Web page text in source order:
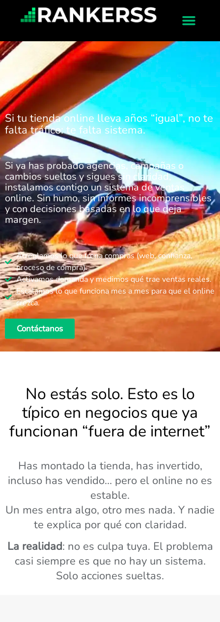
Si tu tienda online lleva años “igual”, no te
falta tráfico: te falta sistema.
Si ya has probado agencias, campañas o
cambios sueltos y sigues sin claridad,
instalamos contigo un sistema de ventas
online. Sin humo, sin informes incomprensibles
y con decisiones basadas en lo que deja
margen.
Arreglamos lo que frena compras (web, confianza,
proceso de compra).
Activamos demanda y medimos qué trae ventas reales.
Escalamos lo que funciona mes a mes para que el online
crezca.
Contáctanos
No estás solo. Esto es lo
típico en negocios que ya
funcionan “fuera de internet”
Has montado la tienda, has invertido,
incluso has vendido… pero el online no es
estable.
Un mes entra algo, otro mes nada. Y nadie
te explica por qué con claridad.
La realidad: no es culpa tuya. El problema
casi siempre es que no hay un sistema.
Solo acciones sueltas.